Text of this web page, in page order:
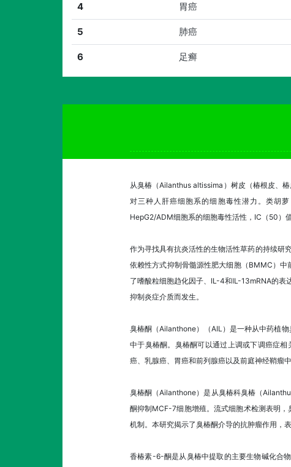
4 胃癌
5 肺癌
6 足癣
从臭椿（Ailanthus altissima）树皮（椿根皮、
对三种人肝癌细胞系的细胞毒性潜力。类胡
HepG2/ADM细胞系的细胞毒性活性，IC（50）
作为寻找具有抗炎活性的生物活性草药的持续研
依赖性方式抑制骨髓源性肥大细胞（BMMC）
了嗜酸粒细胞趋化因子、IL-4和IL-13mRNA的表
抑制炎症介质而发生。
臭椿酮（Ailanthone）（AIL）是一种从中药植
中于臭椿酮。臭椿酮可以通过上调或下调癌症
癌、乳腺癌、胃癌和前列腺癌以及前庭神经鞘瘤中
臭椿酮（Ailanthone）是从臭椿科臭椿（
酮抑制MCF-7细胞增殖。流式细胞术检测表明
机制。本研究揭示了臭椿酮介导的抗肿瘤作用，
香椿素-6-酮是从臭椿中提取的主要生物碱化合